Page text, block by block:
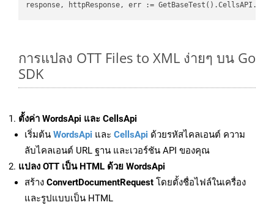
การแปลง OTT Files to XML ง่ายๆ บน Go
SDK
ตั้งค่า WordsApi และ CellsApi
เริ่มต้น WordsApi และ CellsApi ด้วยรหัสไคลเอนต์ ความ
ลับไคลเอนต์ URL ฐาน และเวอร์ชัน API ของคุณ
แปลง OTT เป็น HTML ด้วย WordsApi
สร้าง ConvertDocumentRequest โดยตั้งชื่อไฟล์ในเครื่อง
และรูปแบบเป็น HTML